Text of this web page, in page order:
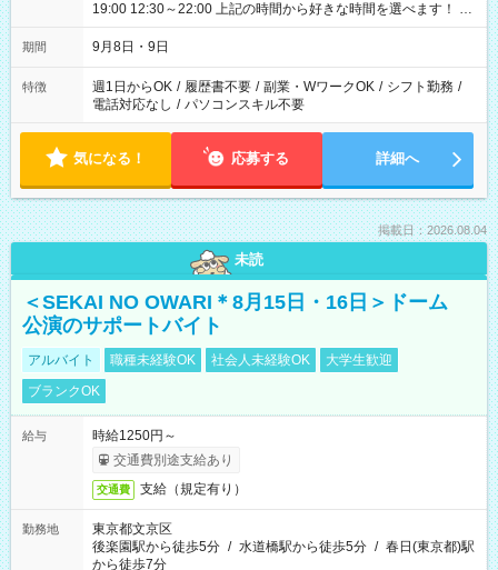
19:00 12:30～22:00 上記の時間から好きな時間を選べます！ ※
時間は変更となる可能性があります
期間 9月8日・9日
特徴 週1日からOK / 履歴書不要 / 副業・WワークOK / シフト勤務 /
電話対応なし / パソコンスキル不要
気になる！ 応募する 詳細へ
掲載日：2026.08.04
未読
＜SEKAI NO OWARI＊8月15日・16日＞ドーム
公演のサポートバイト
アルバイト 職種未経験OK 社会人未経験OK
大学生歓迎
ブランクOK
給与
時給1250円～
交通費別途支給あり
交通費 支給（規定有り）
勤務地
東京都文京区
後楽園駅から徒歩5分 / 水道橋駅から徒歩5分 / 春日(東京都)駅
から徒歩7分